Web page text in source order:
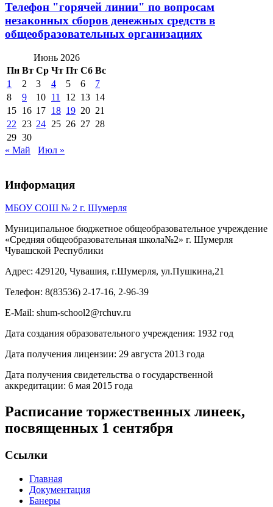
Телефон "горячей линии" по вопросам
незаконных сборов денежных средств в
общеобразовательных организациях
Июнь 2026
Пн Вт Ср Чт Пт Сб Вс
1
2 3 4 5 6
7
8
9 10 11 12 13 14
15 16 17 18 19 20 21
22
23 24 25 26 27 28
29 30
« Май
Июл »
Информация
МБОУ СОШ № 2 г. Шумерля
Муниципальное бюджетное общеобразовательное учреждение
«Средняя общеобразовательная школа№2» г. Шумерля
Чувашской Республики
Адрес: 429120, Чувашия, г.Шумерля, ул.Пушкина,21
Телефон: 8(83536) 2-17-16, 2-96-39
E-Mail: shum-school2@rchuv.ru
Дата создания образовательного учреждения: 1932 год
Дата получения лицензии: 29 августа 2013 года
Дата получения свидетельства о государственной
аккредитации: 6 мая 2015 года
Расписание торжественных линеек,
посвященных 1 сентября
Ссылки
Главная
Документация
Банеры